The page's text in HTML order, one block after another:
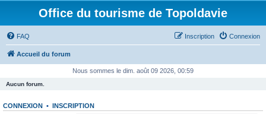
Office du tourisme de Topoldavie
FAQ Connexion
Inscription
Accueil du forum
Nous sommes le dim. août 09 2026, 00:59
Aucun forum.
CONNEXION • INSCRIPTION